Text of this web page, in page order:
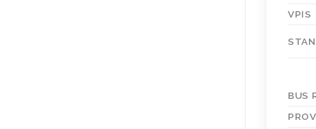
VPIS
BUS